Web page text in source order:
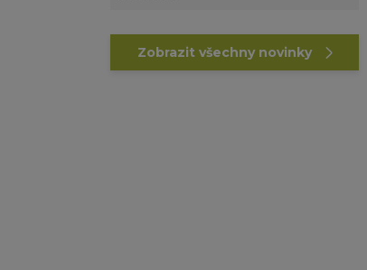
Zobrazit všechny novinky